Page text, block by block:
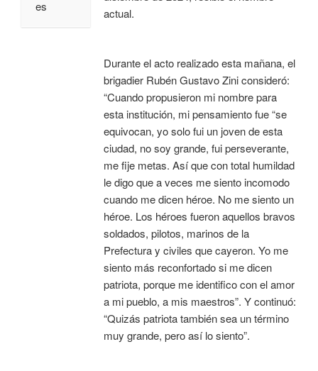
actual.
Durante el acto realizado esta mañana, el
brigadier Rubén Gustavo Zini consideró:
“Cuando propusieron mi nombre para
esta institución, mi pensamiento fue “se
equivocan, yo solo fui un joven de esta
ciudad, no soy grande, fui perseverante,
me fije metas. Así que con total humildad
le digo que a veces me siento incomodo
cuando me dicen héroe. No me siento un
héroe. Los héroes fueron aquellos bravos
soldados, pilotos, marinos de la
Prefectura y civiles que cayeron. Yo me
siento más reconfortado si me dicen
patriota, porque me identifico con el amor
a mi pueblo, a mis maestros”. Y continuó:
“Quizás patriota también sea un término
muy grande, pero así lo siento”.
es